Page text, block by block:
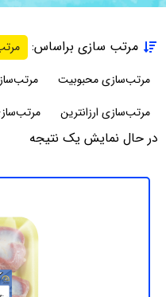
در حال نمایش یک نتیجه
مرتب سازی براساس:
مرتب‌سازی محبوبیت
مرتب‌سازی ارزانترین